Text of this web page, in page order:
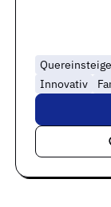
Innovativ